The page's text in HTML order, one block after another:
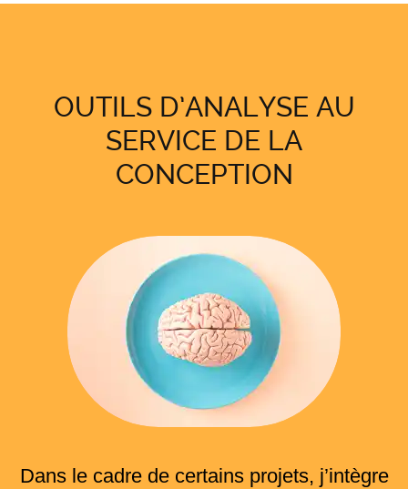
OUTILS D’ANALYSE AU
SERVICE DE LA
CONCEPTION
Dans le cadre de certains projets, j’intègre